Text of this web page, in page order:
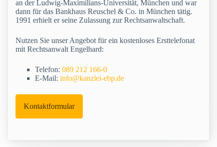
an der Ludwig-Maximilians-Universität, München und war
dann für das Bankhaus Reuschel & Co. in München tätig.
1991 erhielt er seine Zulassung zur Rechtsanwaltschaft.
Nutzen Sie unser Angebot für ein kostenloses Ersttelefonat
mit Rechtsanwalt Engelhard:
Telefon: 089 212 166-0
E-Mail: info@kanzlei-ebp.de
Kontaktformular